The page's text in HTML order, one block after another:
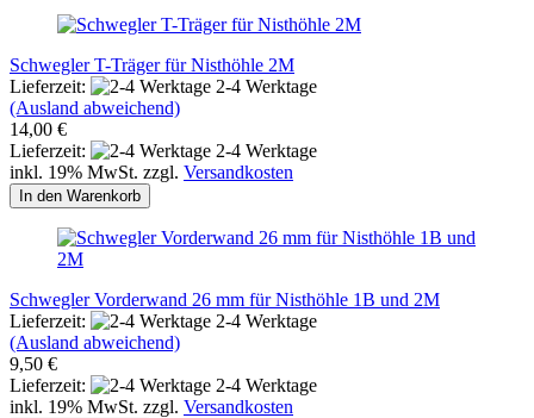
Schwegler T-Träger für Nisthöhle 2M
Lieferzeit:
2-4 Werktage
(Ausland abweichend)
14,00 €
Lieferzeit:
2-4 Werktage
inkl. 19% MwSt. zzgl. Versandkosten
In den Warenkorb
Schwegler Vorderwand 26 mm für Nisthöhle 1B und 2M
Lieferzeit:
2-4 Werktage
(Ausland abweichend)
9,50 €
Lieferzeit:
2-4 Werktage
inkl. 19% MwSt. zzgl. Versandkosten